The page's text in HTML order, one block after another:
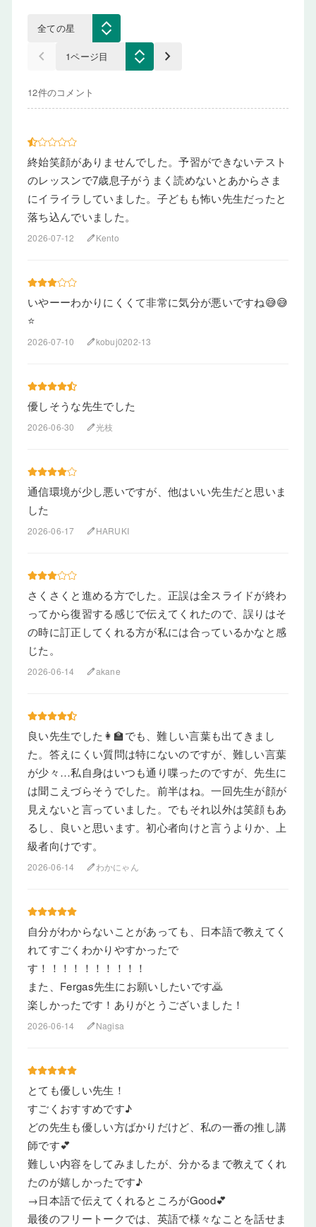
keyboard_arrow_left keyboard_arrow_right
12件のコメント
終始笑顔がありませんでした。予習ができないテスト
のレッスンで7歳息子がうまく読めないとあからさま
にイライラしていました。子どもも怖い先生だったと
落ち込んでいました。
2026-07-12 editKento
いやーーわかりにくくて非常に気分が悪いですね😅😅
⭐
2026-07-10 editkobuj0202-13
優しそうな先生でした
2026-06-30 edit光枝
通信環境が少し悪いですが、他はいい先生だと思いま
した
2026-06-17 editHARUKI
さくさくと進める方でした。正誤は全スライドが終わ
ってから復習する感じで伝えてくれたので、誤りはそ
の時に訂正してくれる方が私には合っているかなと感
じた。
2026-06-14 editakane
良い先生でした👩‍🏫でも、難しい言葉も出てきまし
た。答えにくい質問は特にないのですが、難しい言葉
が少々…私自身はいつも通り喋ったのですが、先生に
は聞こえづらそうでした。前半はね。一回先生が顔が
見えないと言っていました。でもそれ以外は笑顔もあ
るし、良いと思います。初心者向けと言うよりか、上
級者向けです。
2026-06-14 editわかにゃん
自分がわからないことがあっても、日本語で教えてく
れてすごくわかりやすかったで
す！！！！！！！！！！
また、Fergas先生にお願いしたいです🙇
楽しかったです！ありがとうございました！
2026-06-14 editNagisa
とても優しい先生！
すごくおすすめです♪
どの先生も優しい方ばかりだけど、私の一番の推し講
師です💕
難しい内容をしてみましたが、分かるまで教えてくれ
たのが嬉しかったです♪
→日本語で伝えてくれるところがGood💕
最後のフリートークでは、英語で様々なことを話せま